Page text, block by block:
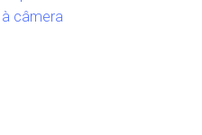
câmera